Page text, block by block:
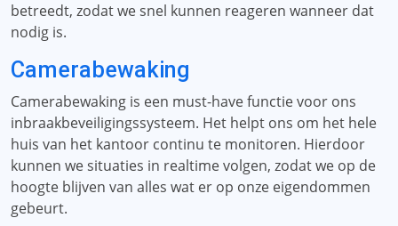
betreedt, zodat we snel kunnen reageren wanneer dat
nodig is.
Camerabewaking
Camerabewaking is een must-have functie voor ons
inbraakbeveiligingssysteem. Het helpt ons om het hele
huis van het kantoor continu te monitoren. Hierdoor
kunnen we situaties in realtime volgen, zodat we op de
hoogte blijven van alles wat er op onze eigendommen
gebeurt.